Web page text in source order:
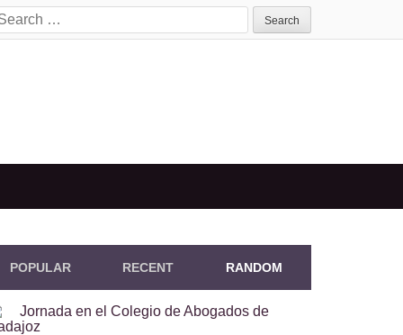
POPULAR RECENT RANDOM
Jornada en el Colegio de Abogados de